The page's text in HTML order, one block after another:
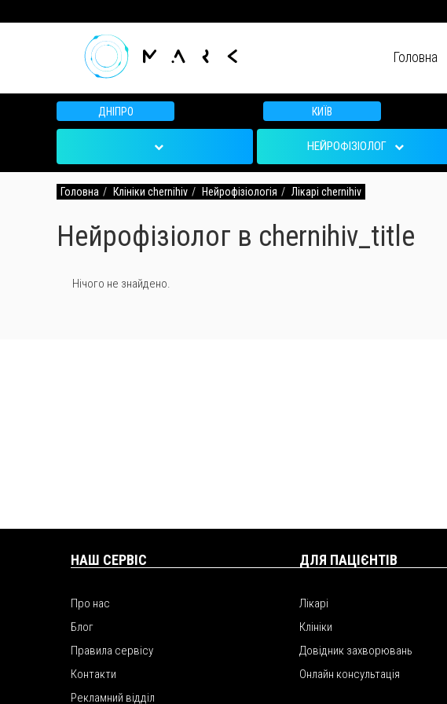
Головна
ДНІПРО КИЇВ
НЕЙРОФІЗІОЛОГ
Головна Клініки chernihiv Нейрофізіологія Лікарі chernihiv
Нейрофізіолог в chernihiv_title
Нічого не знайдено.
НАШ СЕРВІС
Про нас
Блог
Правила сервісу
Контакти
Рекламний відділ
ДЛЯ ПАЦІЄНТІВ
Лікарі
Клініки
Довідник захворювань
Онлайн консультація